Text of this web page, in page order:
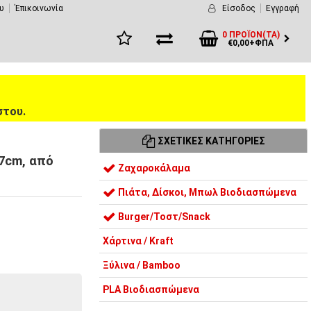
Έπικοινωνία Είσοδος Εγγραφή
0 ΠΡΟΪΌΝ(ΤΑ)
€0,00+ΦΠΑ
από
ΣΧΕΤΙΚΈΣ ΚΑΤΗΓΟΡΊΕΣ
Ζαχαροκάλαμα
Πιάτα, Δίσκοι, Μπωλ Βιοδιασπώμενα
Burger/Τοστ/Snack
Χάρτινα / Kraft
Ξύλινα / Bamboo
PLA Βιοδιασπώμενα